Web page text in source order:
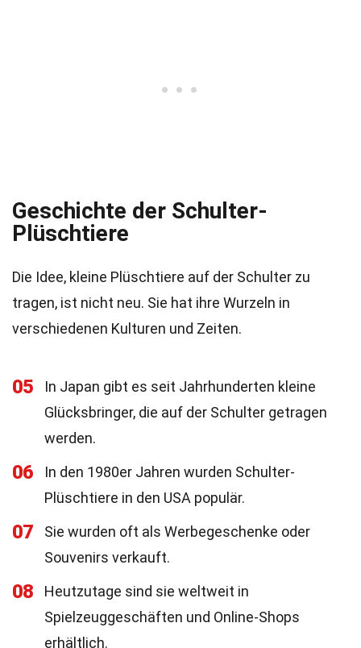
Geschichte der Schulter-
Plüschtiere
Die Idee, kleine Plüschtiere auf der Schulter zu
tragen, ist nicht neu. Sie hat ihre Wurzeln in
verschiedenen Kulturen und Zeiten.
05
In Japan gibt es seit Jahrhunderten kleine
Glücksbringer, die auf der Schulter getragen
werden.
06
In den 1980er Jahren wurden Schulter-
Plüschtiere in den USA populär.
07
Sie wurden oft als Werbegeschenke oder
Souvenirs verkauft.
08
Heutzutage sind sie weltweit in
Spielzeuggeschäften und Online-Shops
erhältlich.